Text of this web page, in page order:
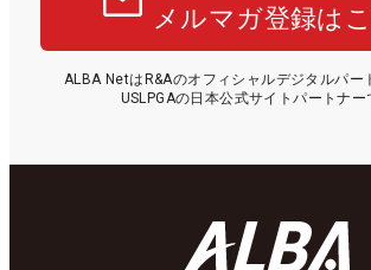
メルマガ登録は
ALBA NetはR&Aのオフィシャルデジタルパー
USLPGAの日本公式サイトパートナー